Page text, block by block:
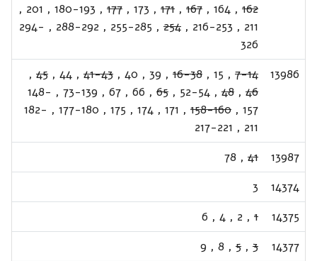
162
,
164
,
167
,
171
,
173
,
177
,
180-193
,
201
,
211
,
216-253
,
254
,
255-285
,
288-292
,
294-
326
13986
7-14
,
15
,
16-38
,
39
,
40
,
41-43
,
44
,
45
,
46
,
48
,
52-54
,
65
,
66
,
67
,
73-139
,
148-
157
,
158-160
,
171
,
174
,
175
,
177-180
,
182-
211
,
217-221
13987
41
,
78
14374
3
14375
1
,
2
,
4
,
6
14377
3
,
5
,
8
,
9